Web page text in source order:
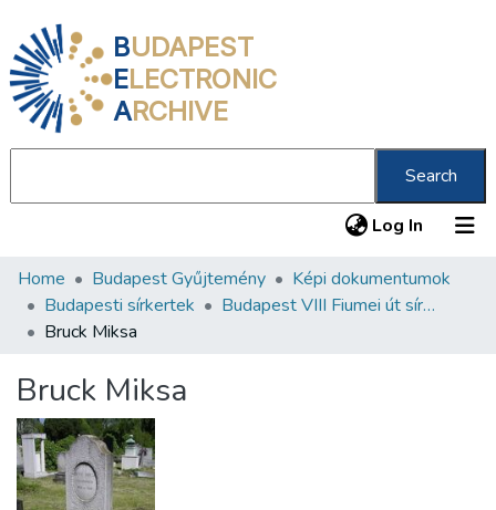
BUDAPEST
ELECTRONIC
ARCHIVE
Search
Log In (current)
Communities & Collections
All of DSpace
About us
Home Budapest Gyűjtemény
Képi dokumentumok
Budapesti sírkertek
Budapest VIII Fiumei út sírkert 2. rész
Bruck Miksa
Bruck Miksa